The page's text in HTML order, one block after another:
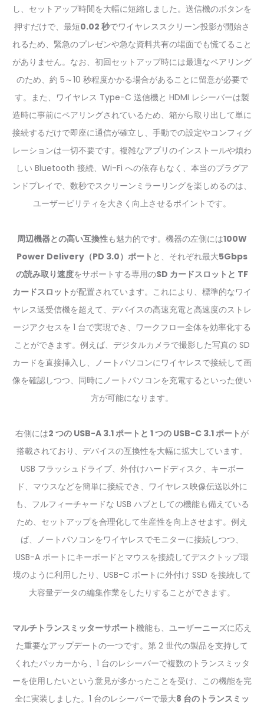
し、セットアップ時間を大幅に短縮しました。送信機のボタンを
押すだけで、最短0.02 秒でワイヤレススクリーン投影が開始さ
れるため、緊急のプレゼンや急な資料共有の場面でも慌てること
がありません。なお、初回セットアップ時には最適なペアリング
のため、約 5～10 秒程度かかる場合があることに留意が必要で
す。また、ワイヤレス Type-C 送信機と HDMI レシーバーは製
造時に事前にペアリングされているため、箱から取り出して単に
接続するだけで即座に通信が確立し、手動での設定やコンフィグ
レーションは一切不要です。複雑なアプリのインストールや煩わ
しい Bluetooth 接続、Wi-Fi への依存もなく、本当のプラグア
ンドプレイで、数秒でスクリーンミラーリングを楽しめるのは、
ユーザービリティを大きく向上させるポイントです。
周辺機器との高い互換性も魅力的です。機器の左側には100W
Power Delivery（PD 3.0）ポート と、それぞれ最大5Gbps
の読み取り速度をサポートする専用のSD カードスロットと TF
カードスロットが配置されています。これにより、標準的なワイ
ヤレス送受信機を超えて、デバイスの高速充電と高速度のストレ
ージアクセスを 1 台で実現でき、ワークフロー全体を効率化する
ことができます。例えば、デジタルカメラで撮影した写真の SD
カードを直接挿入し、ノートパソコンにワイヤレスで接続して画
像を確認しつつ、同時にノートパソコンを充電するといった使い
方が可能になります。
右側には2 つの USB-A 3.1 ポートと 1 つの USB-C 3.1 ポートが
搭載されており、デバイスの互換性を大幅に拡大しています。
USB フラッシュドライブ、外付けハードディスク、キーボー
ド、マウスなどを簡単に接続でき、ワイヤレス映像伝送以外に
も、フルフィーチャードな USB ハブとしての機能も備えている
ため、セットアップを合理化して生産性を向上させます。例え
ば、ノートパソコンをワイヤレスでモニターに接続しつつ、
USB-A ポートにキーボードとマウスを接続してデスクトップ環
境のように利用したり、USB-C ポートに外付け SSD を接続して
大容量データの編集作業をしたりすることができます。
マルチトランスミッターサポート機能も、ユーザーニーズに応え
た重要なアップデートの一つです。第 2 世代の製品を支持して
くれたバッカーから、1 台のレシーバーで複数のトランスミッタ
ーを使用したいという意見が多かったことを受け、この機能を完
全に実装しました。1 台のレシーバーで最大8 台のトランスミッ